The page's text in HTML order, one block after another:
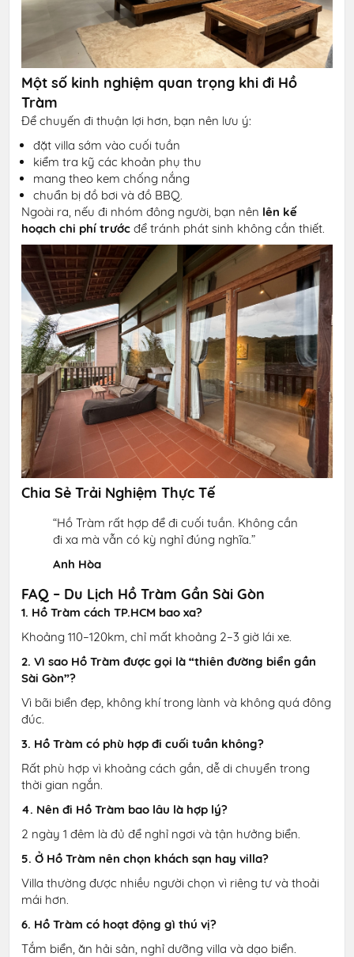
Một số kinh nghiệm quan trọng khi đi Hồ
Tràm
Để chuyến đi thuận lợi hơn, bạn nên lưu ý:
đặt villa sớm vào cuối tuần
kiểm tra kỹ các khoản phụ thu
mang theo kem chống nắng
chuẩn bị đồ bơi và đồ BBQ.
Ngoài ra, nếu đi nhóm đông người, bạn nên lên kế
hoạch chi phí trước để tránh phát sinh không cần thiết.
Chia Sẻ Trải Nghiệm Thực Tế
“Hồ Tràm rất hợp để đi cuối tuần. Không cần
đi xa mà vẫn có kỳ nghỉ đúng nghĩa.”
Anh Hòa
FAQ – Du Lịch Hồ Tràm Gần Sài Gòn
1. Hồ Tràm cách TP.HCM bao xa?
Khoảng 110–120km, chỉ mất khoảng 2–3 giờ lái xe.
2. Vì sao Hồ Tràm được gọi là “thiên đường biển gần
Sài Gòn”?
Vì bãi biển đẹp, không khí trong lành và không quá đông
đúc.
3. Hồ Tràm có phù hợp đi cuối tuần không?
Rất phù hợp vì khoảng cách gần, dễ di chuyển trong
thời gian ngắn.
4. Nên đi Hồ Tràm bao lâu là hợp lý?
2 ngày 1 đêm là đủ để nghỉ ngơi và tận hưởng biển.
5. Ở Hồ Tràm nên chọn khách sạn hay villa?
Villa thường được nhiều người chọn vì riêng tư và thoải
mái hơn.
6. Hồ Tràm có hoạt động gì thú vị?
Tắm biển, ăn hải sản, nghỉ dưỡng villa và dạo biển.